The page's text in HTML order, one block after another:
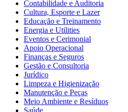
Contabilidade e Auditoria
Cultura, Esporte e Lazer
Educação e Treinamento
Energia e Utilities
Eventos e Cerimonial
Apoio Operacional
Finanças e Seguros
Gestão e Consultoria
Jurídico
Limpeza e Higienização
Manutenção e Peças
Meio Ambiente e Resíduos